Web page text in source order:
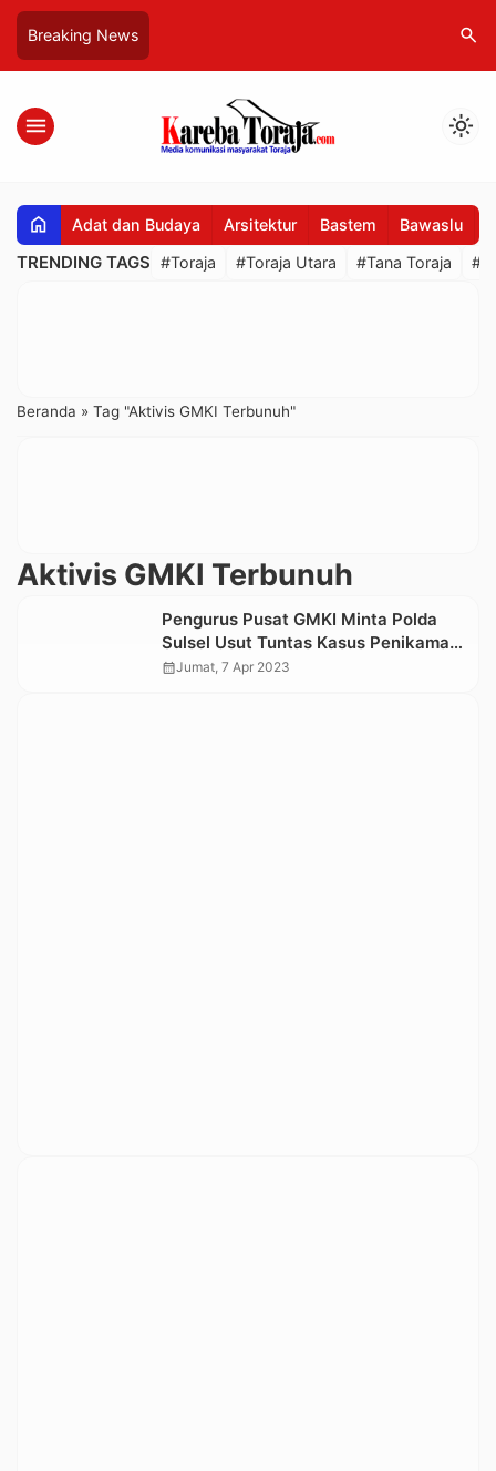
Breaking News search
menu light_mode
home Adat dan Budaya Arsitektur Bastem Bawaslu
TRENDING TAGS #Toraja #Toraja Utara #Tana Toraja
Beranda » Tag "Aktivis GMKI Terbunuh"
Aktivis GMKI Terbunuh
Pengurus Pusat GMKI Minta Polda
Sulsel Usut Tuntas Kasus Penikaman
Aktivis GMKI Palopo
calendar_monthJumat, 7 Apr 2023